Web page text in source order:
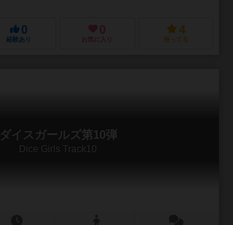
0
経験あり
0
お気に入り
4
持ってる
ダイスガールズ第10弾
Dice Girls Track10